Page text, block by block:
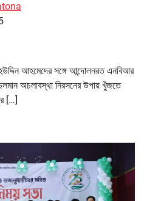
আহমেদের সঙ্গে আন্দোলনরত এনবিআর
চলমান অচলাবস্থা নিরসনের উপায় খুঁজতে
[…]